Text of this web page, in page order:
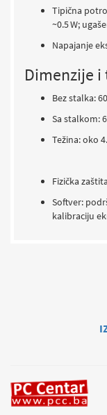
Tipična
~0.5 W;
Napajanje
Dimenzije i
Bez stalka:
Sa stalkom:
Težina: oko
Fizička
Softver:
kalibraciju